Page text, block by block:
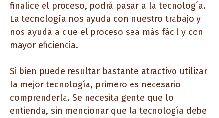
finalice el proceso, podrá pasar a la tecnología.
La tecnología nos ayuda con nuestro trabajo y
nos ayuda a que el proceso sea más fácil y con
mayor eficiencia.
Si bien puede resultar bastante atractivo utilizar
la mejor tecnología, primero es necesario
comprenderla. Se necesita gente que lo
entienda, sin mencionar que la tecnología debe